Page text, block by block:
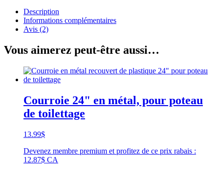
Description
Informations complémentaires
Avis (2)
Vous aimerez peut-être aussi…
Courroie 24" en métal, pour poteau
de toilettage
13.99$
Devenez membre premium et profitez de ce prix rabais :
12.87$ CA